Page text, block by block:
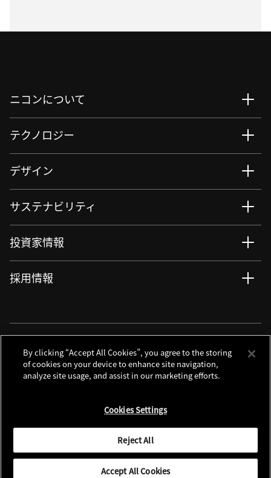
ニコンについて
テクノロジー
デザイン
サステナビリティ
投資家情報
採用情報
© 2026 Nikon Corporation
By clicking “Accept All Cookies”, you agree to the storing
of cookies on your device to enhance site navigation,
analyze site usage, and assist in our marketing efforts.
Cookies Settings
Reject All
Accept All Cookies